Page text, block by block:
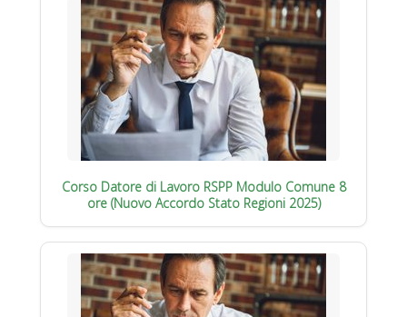
Corso Datore di Lavoro RSPP Modulo Comune 8
ore (Nuovo Accordo Stato Regioni 2025)